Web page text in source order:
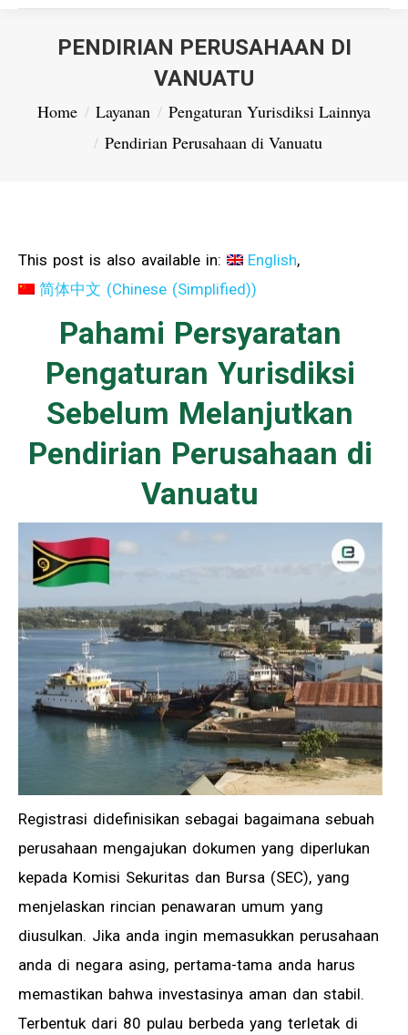
PENDIRIAN PERUSAHAAN DI
VANUATU
You are here:
Home Layanan
Pengaturan Yurisdiksi Lainnya
Pendirian Perusahaan di Vanuatu
This post is also available in:
English
简体中文 (Chinese (Simplified))
Pahami Persyaratan
Pengaturan Yurisdiksi
Sebelum Melanjutkan
Pendirian Perusahaan di
Vanuatu
Registrasi didefinisikan sebagai bagaimana sebuah
perusahaan mengajukan dokumen yang diperlukan
kepada Komisi Sekuritas dan Bursa (SEC), yang
menjelaskan rincian penawaran umum yang
diusulkan. Jika anda ingin memasukkan perusahaan
anda di negara asing, pertama-tama anda harus
memastikan bahwa investasinya aman dan stabil.
Terbentuk dari 80 pulau berbeda yang terletak di